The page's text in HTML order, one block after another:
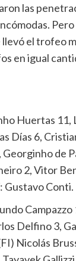
las
el trofeo
en igual
Huertas 11,
Días 6,
Georginho de
2, Vitor
Gustavo Conti.
Campazzo
Delfino 3,
Nicolás